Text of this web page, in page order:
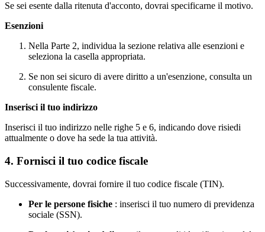
Se sei esente dalla ritenuta d'acconto, dovrai specificarne il motivo.
Esenzioni
Nella Parte 2, individua la sezione relativa alle esenzioni e
seleziona la casella appropriata.
Se non sei sicuro di avere diritto a un'esenzione, consulta un
consulente fiscale.
Inserisci il tuo indirizzo
Inserisci il tuo indirizzo nelle righe 5 e 6, indicando dove risiedi
attualmente o dove ha sede la tua attività.
4. Fornisci il tuo codice fiscale
Successivamente, dovrai fornire il tuo codice fiscale (TIN).
Per le persone fisiche : inserisci il tuo numero di previdenza
sociale (SSN).